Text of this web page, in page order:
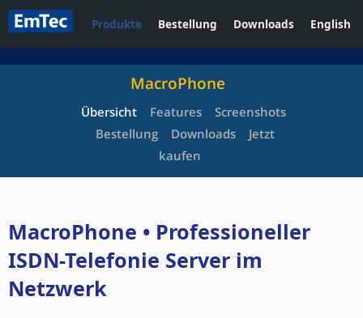
Produkte Bestellung Downloads English
MacroPhone
Übersicht Features
Screenshots
Bestellung
Downloads
Jetzt
kaufen
MacroPhone • Professioneller
ISDN-Telefonie Server im
Netzwerk